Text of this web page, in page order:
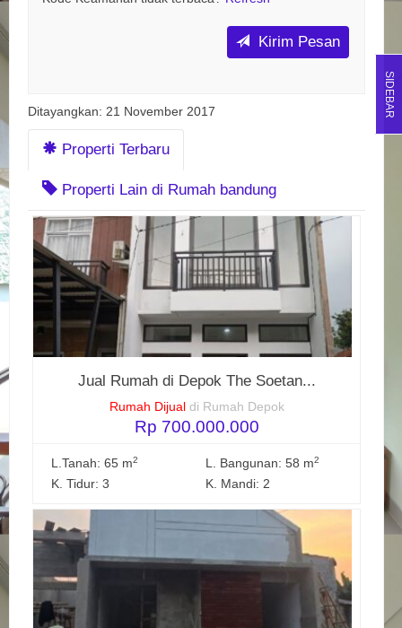
Kirim Pesan
Ditayangkan: 21 November 2017
Properti Terbaru
Properti Lain di Rumah bandung
Jual Rumah di Depok The Soetan...
Rumah Dijual di Rumah Depok
Rp 700.000.000
L.Tanah: 65 m2 L. Bangunan: 58 m2
K. Tidur: 3 K. Mandi: 2
SIDEBAR